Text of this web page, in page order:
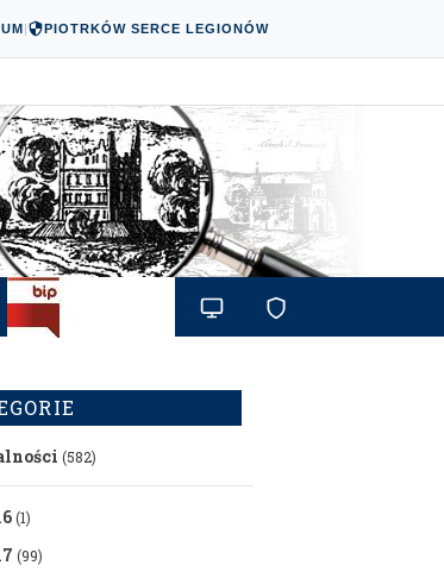
| PIOTRKÓW SERCE LEGIONÓW
(582)
(1)
(99)